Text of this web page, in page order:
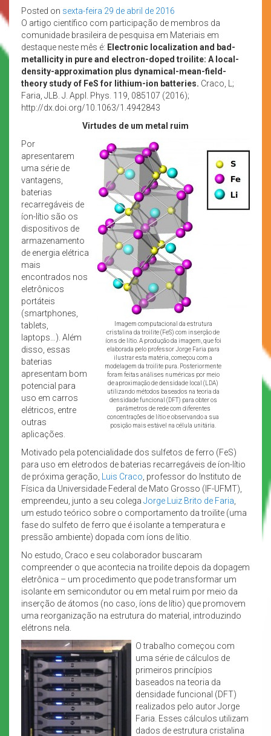
Posted on sexta-feira 29 de abril de 2016
O artigo científico com participação de membros da
comunidade brasileira de pesquisa em Materiais em
destaque neste mês é: Electronic localization and bad-
metallicity in pure and electron-doped troilite: A local-
density-approximation plus dynamical-mean-field-
theory study of FeS for lithium-ion batteries. Craco, L;
Faria, JLB. J. Appl. Phys. 119, 085107 (2016);
http://dx.doi.org/10.1063/1.4942843
Virtudes de um metal ruim
Imagem computacional da estrutura
cristalina da troilite (FeS) com inserção de
íons de lítio. A produção da imagem, que foi
elaborada pelo professor Jorge Faria para
ilustrar esta matéria, começou com a
modelagem da troilite pura. Posteriormente
foram feitas análises numéricas por meio
de aproximação de densidade local (LDA)
utilizando métodos baseados na teoria da
densidade funcional (DFT) para obter os
parâmetros de rede com diferentes
concentrações de lítio e observando a sua
posição mais estável na célula unitária.
Por
apresentarem
uma série de
vantagens,
baterias
recarregáveis de
íon-lítio são os
dispositivos de
armazenamento
de energia elétrica
mais
encontrados nos
eletrônicos
portáteis
(smartphones,
tablets,
laptops…). Além
disso, essas
baterias
apresentam bom
potencial para
uso em carros
elétricos, entre
outras
aplicações.
Motivado pela potencialidade dos sulfetos de ferro (FeS)
para uso em eletrodos de baterias recarregáveis de íon-lítio
de próxima geração,
Luis Craco , professor do Instituto de
Física da Universidade Federal de Mato Grosso (IF-UFMT),
empreendeu, junto a seu colega Jorge Luiz Brito de Faria
um estudo teórico sobre o comportamento da troilite (uma
fase do sulfeto de ferro que é isolante a temperatura e
pressão ambiente) dopada com íons de lítio.
No estudo, Craco e seu colaborador buscaram
compreender o que acontecia na troilite depois da dopagem
eletrônica – um procedimento que pode transformar um
isolante em semicondutor ou em metal ruim por meio da
inserção de átomos (no caso, íons de lítio) que promovem
uma reorganização na estrutura do material, introduzindo
elétrons nela.
O trabalho começou com
uma série de cálculos de
primeiros princípios
baseados na teoria da
densidade funcional (DFT)
realizados pelo autor Jorge
Faria. Esses cálculos utilizam
dados de estrutura cristalina